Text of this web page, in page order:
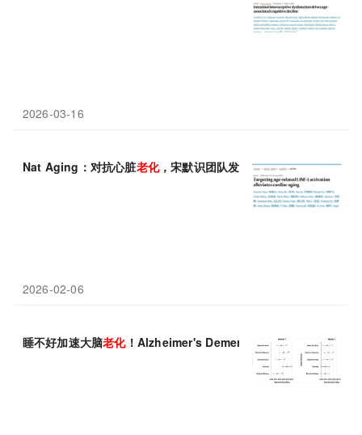
2026-03-16
Nat Aging：对抗心脏老化，宋默识团队发现抑制LINE-1可延缓心
2026-02-06
睡不好加速大脑老化！Alzheimer's Dement 近十年追踪发现，三